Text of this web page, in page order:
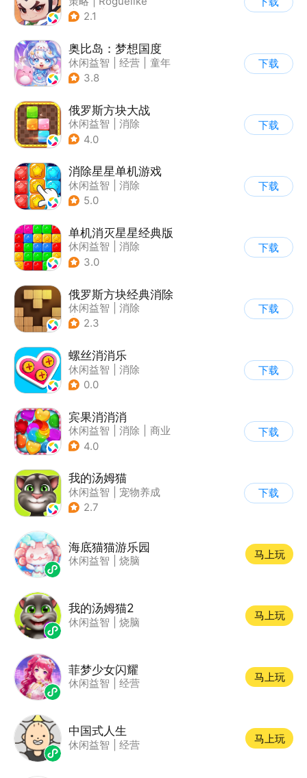
| 神话
2.1
奥比岛：梦想国度
休闲益智 经营
童年
| 萌系
3.8
下载
俄罗斯方块大战
休闲益智
消除
| 俄罗斯方块
4.0
下载
消除星星单机游戏
休闲益智
消除
5.0
下载
单机消灭星星经典版
休闲益智
消除
3.0
下载
俄罗斯方块经典消除
休闲益智
消除
| 俄罗斯方块
2.3
下载
螺丝消消乐
休闲益智
消除
0.0
下载
宾果消消消
休闲益智 消除
商业
| 宾果消消消
4.0
下载
我的汤姆猫
休闲益智
宠物养成
| 汤姆猫
2.7
下载
海底猫猫游乐园
休闲益智 烧脑
马上玩
我的汤姆猫2
休闲益智 烧脑
马上玩
菲梦少女闪耀
休闲益智 经营
马上玩
中国式人生
休闲益智 经营
马上玩